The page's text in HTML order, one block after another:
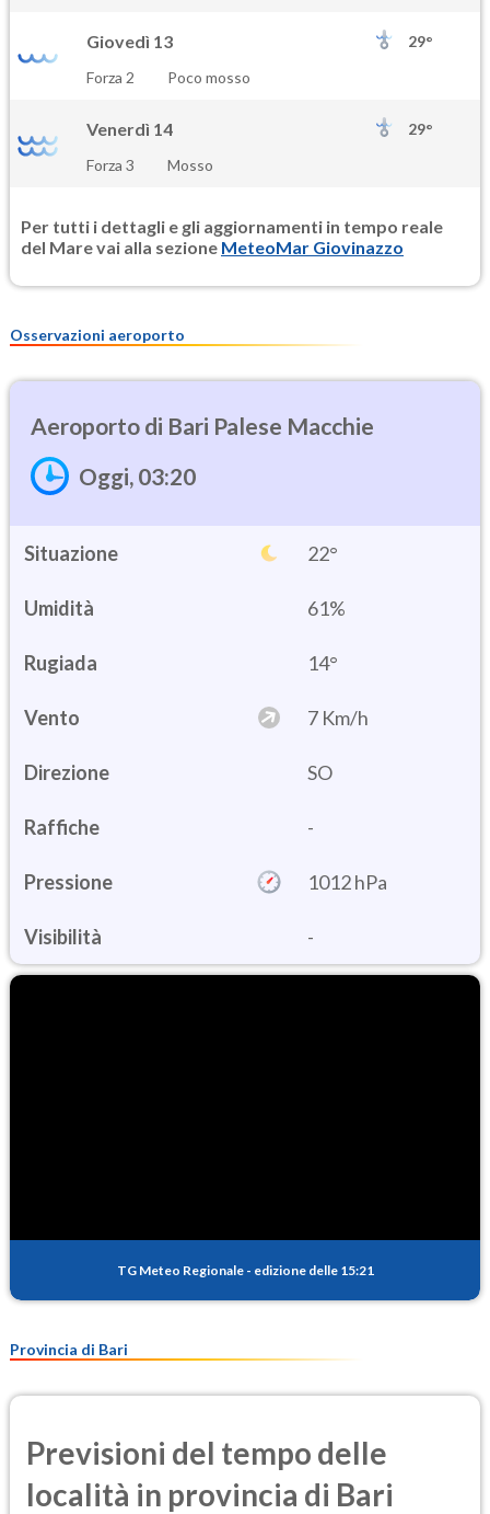
Giovedì 13
29°
Forza 2
Poco mosso
Venerdì 14
29°
Forza 3
Mosso
Per tutti i dettagli e gli aggiornamenti in tempo reale
del Mare vai alla sezione MeteoMar Giovinazzo
Osservazioni aeroporto
Bari Palese Macchie
Oggi, 03:20
Situazione 22°
Umidità 61%
14°
Vento 7 Km/h
Direzione SO
Raffiche -
Pressione 1012 hPa
Visibilità -
TG Meteo Regionale - edizione delle 15:21
Provincia di Bari
Previsioni del tempo delle
località in provincia di Bari